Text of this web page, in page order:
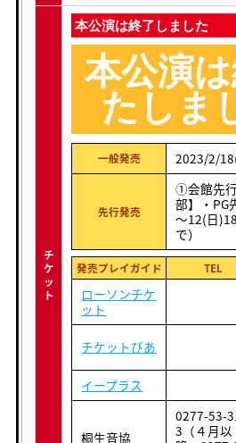
チ
ケ
ッ
ト
本公演は終了しました
本公演
たしま
一般発売 2023/2/
先行発売
①会館先
部】・
～12(日
で）
発売プレイガイド TEL
ローソンチケ
ット
チケットぴあ
イープラス
桐生音協
0277-53-
3（４月以